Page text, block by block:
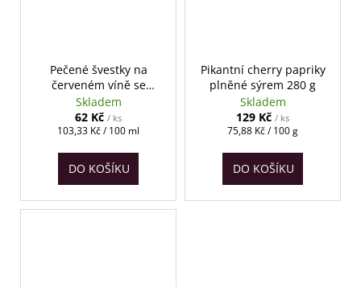
Pečené švestky na
červeném víně se
skořicí a chilli 60 ml
Skladem
62 Kč / ks
Měrná
103,33 Kč / 100 ml
DO KOŠÍKU
Pikantní cherry papriky
plněné sýrem 280 g
Skladem
129 Kč / ks
Měrná
75,88 Kč / 100 g
DO KOŠÍKU